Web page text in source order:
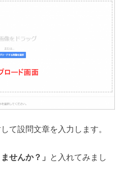
て設問文章を入力します。
せんか？」 と入れてみまし